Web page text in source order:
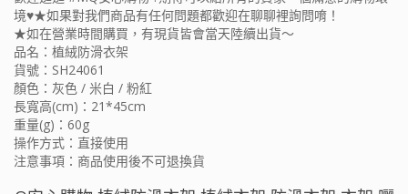
境♥★如果對我們商品有任何問題都歡迎在聊聊裡詢問唷！
★如在營業時間購買，有現貨皆會當天陸續出貨～
品名：植絨防滑衣架
貨號：SH24061
顏色：灰色 / 米白 / 粉紅
長寬高(cm)：21*45cm
重量(g)：60g
操作方式：直接使用
注意事項：商品使用後不可退換貨